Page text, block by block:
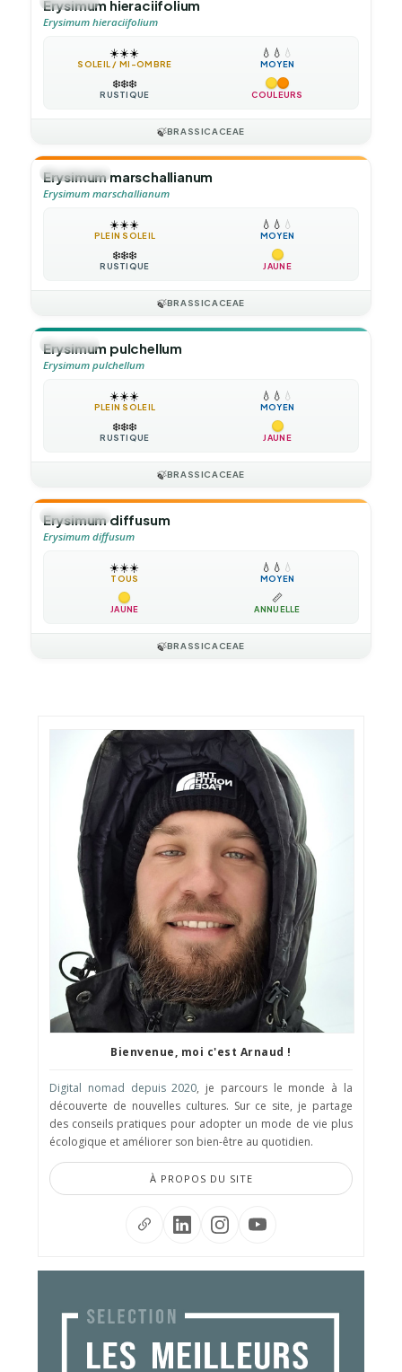
Erysimum hieraciifolium
Erysimum hieraciifolium
☀️☀️☀️
SOLEIL / MI-OMBRE
💧 💧 💧
MOYEN
❄️❄️❄️
RUSTIQUE COULEURS
🍃BRASSICACEAE
🌻ANNUELLE
Erysimum marschallianum
Erysimum marschallianum
☀️☀️☀️
PLEIN SOLEIL
💧 💧 💧
MOYEN
❄️❄️❄️
RUSTIQUE JAUNE
🍃BRASSICACEAE
🪴VIVACE
Erysimum pulchellum
Erysimum pulchellum
☀️☀️☀️
PLEIN SOLEIL
💧 💧 💧
MOYEN
❄️❄️❄️
RUSTIQUE JAUNE
🍃BRASSICACEAE
🌻ANNUELLE
Erysimum diffusum
Erysimum diffusum
☀️☀️☀️
TOUS
💧 💧 💧
MOYEN
JAUNE
📏
ANNUELLE
🍃BRASSICACEAE
Bienvenue, moi c'est Arnaud !
Digital nomad depuis 2020, je parcours le monde à la
découverte de nouvelles cultures. Sur ce site, je partage
des conseils pratiques pour adopter un mode de vie plus
écologique et améliorer son bien-être au quotidien.
À PROPOS DU SITE